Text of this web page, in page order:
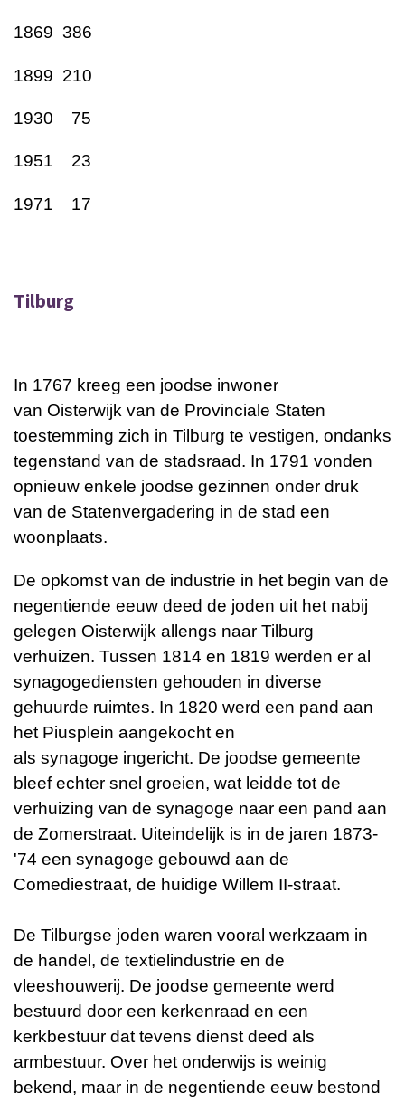
1869 386
1899 210
1930 75
1951 23
1971 17
Tilburg
In 1767 kreeg een joodse inwoner
van Oisterwijk van de Provinciale Staten
toestemming zich in Tilburg te vestigen, ondanks
tegenstand van de stadsraad. In 1791 vonden
opnieuw enkele joodse gezinnen onder druk
van de Statenvergadering in de stad een
woonplaats.
De opkomst van de industrie in het begin van de
negentiende eeuw deed de joden uit het nabij
gelegen Oisterwijk allengs naar Tilburg
verhuizen. Tussen 1814 en 1819 werden er al
synagogediensten gehouden in diverse
gehuurde ruimtes. In 1820 werd een pand aan
het Piusplein aangekocht en
als synagoge ingericht. De joodse gemeente
bleef echter snel groeien, wat leidde tot de
verhuizing van de synagoge naar een pand aan
de Zomerstraat. Uiteindelijk is in de jaren 1873-
'74 een synagoge gebouwd aan de
Comediestraat, de huidige Willem II-straat.
De Tilburgse joden waren vooral werkzaam in
de handel, de textielindustrie en de
vleeshouwerij. De joodse gemeente werd
bestuurd door een kerkenraad en een
kerkbestuur dat tevens dienst deed als
armbestuur. Over het onderwijs is weinig
bekend, maar in de negentiende eeuw bestond